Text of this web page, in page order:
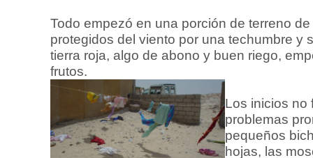
Todo empezó en una porción de terreno
protegidos del viento por una techumbre y
tierra roja, algo de abono y buen riego,
frutos.
Los inicios no
problemas
pequeños
hojas, las